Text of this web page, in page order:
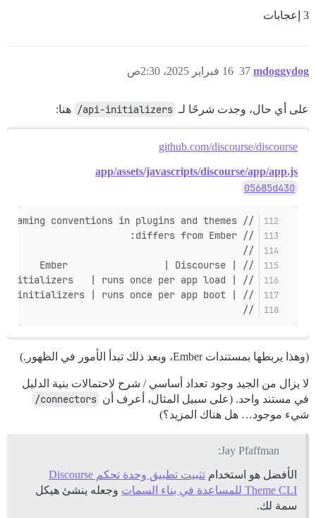
3 إعجابات
mdoggydog 16 فبراير 2025، 2:30ص 37
على أي حال، وجدت شرحًا لـ api-initializers/ هنا:
github.com/discourse/discourse
app/assets/javascripts/discourse/app/app.js
05685d430
// For historical reasons, the naming conventions in plugins and themes
// differs from Ember:
//
// | Ember                 | Discourse          |                        |
// | initializers          | pre-initializers   | runs once per app load |
// | instance-initializers | (api-)initializers | runs once per app boot |
//
(وهذا يربطها بمستندات Ember، وبعد ذلك تبدأ الأمور في الظهور.)
لا يزال من الجيد وجود تعداد أساسي / شرح لاحتمالات بنية الدليل
في مستند واحد. (على سبيل المثال، أعرف أن connectors/
شيء موجود… هل هناك المزيد؟)
Jay Pfaffman:
الأفضل هو استخدام
تثبيت تطبيق وحدة تحكم Discourse
Theme CLI للمساعدة في بناء السمات
وجعله ينشئ هيكل
سمة لك.